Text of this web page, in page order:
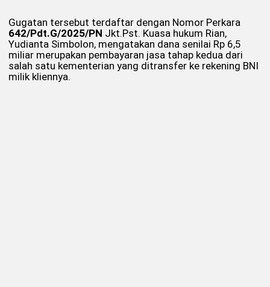
Gugatan tersebut terdaftar dengan Nomor Perkara
642/Pdt.G/2025/PN Jkt.Pst. Kuasa hukum Rian,
Yudianta Simbolon, mengatakan dana senilai Rp 6,5
miliar merupakan pembayaran jasa tahap kedua dari
salah satu kementerian yang ditransfer ke rekening BNI
milik kliennya.